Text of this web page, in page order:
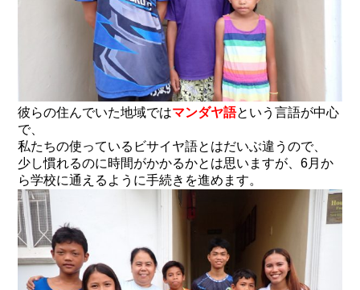
彼らの住んでいた地域ではマンダヤ語という言語が中心
で、
私たちの使っているビサイヤ語とはだいぶ違うので、
少し慣れるのに時間がかかるかとは思いますが、6月か
ら学校に通えるように手続きを進めます。